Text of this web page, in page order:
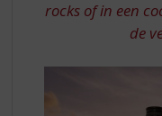
rocks of in een
de